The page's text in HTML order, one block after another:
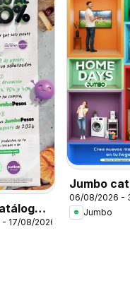
17/08/2026
Jumbo
Home
06/08/2026 -
Jumbo